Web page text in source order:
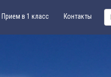
Прием в 1 класс Контакты